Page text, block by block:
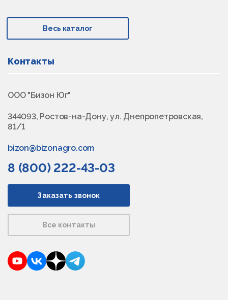
Весь каталог
Контакты
ООО "Бизон Юг"
344093, Ростов-на-Дону, ул. Днепропетровская,
81/1
bizon@bizonagro.com
8 (800) 222-43-03
Заказать звонок
Все контакты
YouTubeVKontakte
DzenTelegram